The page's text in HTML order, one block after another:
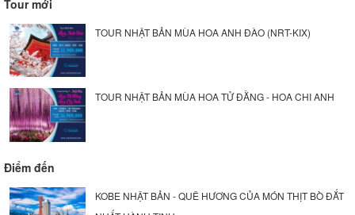
Tour mới
TOUR NHẬT BẢN MÙA HOA ANH ĐÀO (NRT-KIX)
TOUR NHẬT BẢN MÙA HOA TỬ ĐẰNG - HOA CHI ANH
Điểm đến
KOBE NHẬT BẢN - QUÊ HƯƠNG CỦA MÓN THỊT BÒ ĐẮT